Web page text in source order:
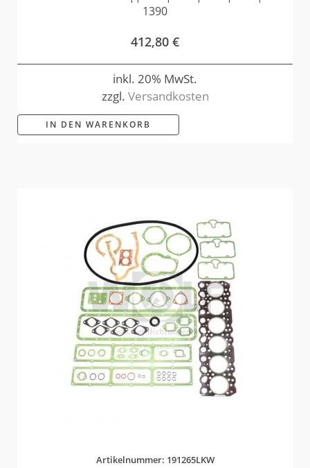
1390
412,80 €
inkl. 20% MwSt.
zzgl. Versandkosten
IN DEN WARENKORB
Artikelnummer: 191265LKW